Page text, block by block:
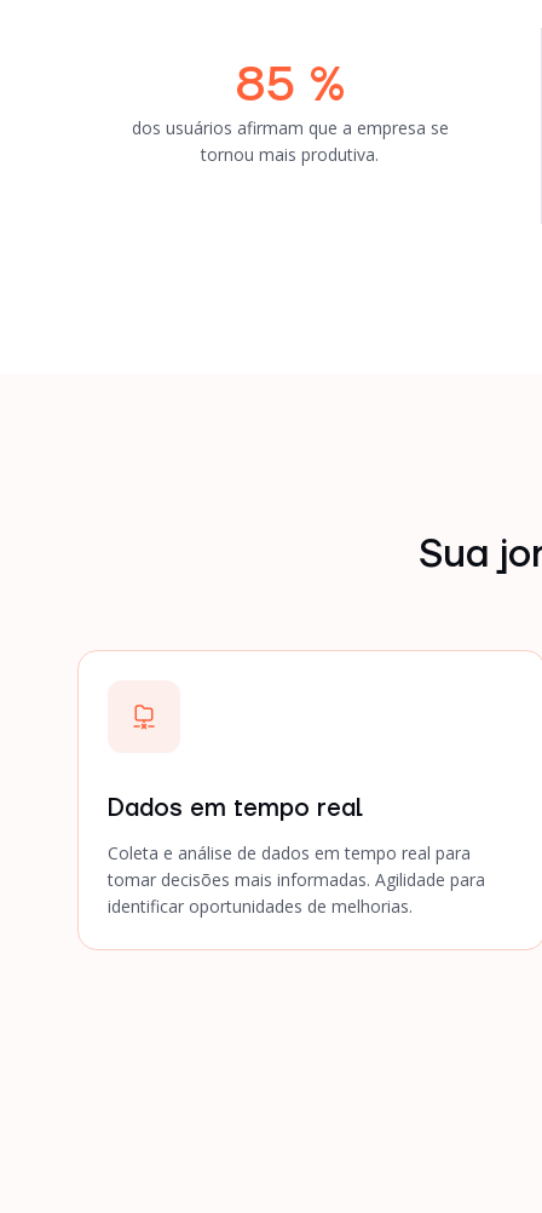
85 %
dos usuários afirmam que a empresa se
tornou mais produtiva.
Sua
Dados em tempo real
Coleta e análise de dados em tempo real para
tomar decisões mais informadas. Agilidade para
identificar oportunidades de melhorias.